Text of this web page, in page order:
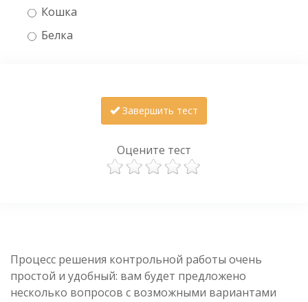
Кошка
Белка
Завершить тест
Оцените тест
Процесс решения контрольной работы очень
простой и удобный: вам будет предложено
несколько вопросов с возможными вариантами